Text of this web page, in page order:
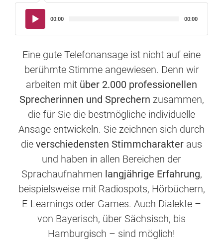
Audio-
Player
00:00 00:00
Eine gute Telefonansage ist nicht auf eine
berühmte Stimme angewiesen. Denn wir
arbeiten mit über 2.000 professionellen
Sprecherinnen und Sprechern zusammen,
die für Sie die bestmögliche individuelle
Ansage entwickeln. Sie zeichnen sich durch
die verschiedensten Stimmcharakter aus
und haben in allen Bereichen der
Sprachaufnahmen langjährige Erfahrung,
beispielsweise mit Radiospots, Hörbüchern,
E-Learnings oder Games. Auch Dialekte –
von Bayerisch, über Sächsisch, bis
Hamburgisch – sind möglich!